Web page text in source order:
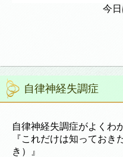
今日
自律神経失調症
自律神経失調症がよくわ
『これだけは知っておき
き）』